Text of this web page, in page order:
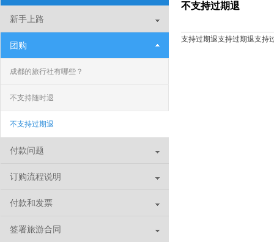
新手上路
团购
成都的旅行社有哪些？
不支持随时退
不支持过期退
付款问题
订购流程说明
付款和发票
签署旅游合同
不支持过期退
支持过期退支持过期退支持